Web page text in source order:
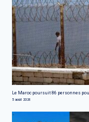
Le Maroc poursuit 86 personnes
5 août 2026